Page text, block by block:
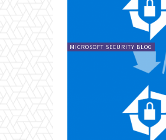
MICROSOFT SECURITY BLOG